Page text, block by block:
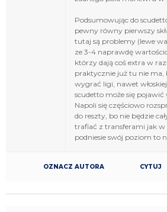
Podsumowując do
pewny równy pierwszy
tutaj są problemy (lewe
ze 3-4 naprawdę
którzy dają coś extra w
praktycznie już tu nie ma,
wygrać ligi, nawet
scudetto może się pojawić
Napoli się częściowo
do reszty, bo nie będzie
trafiać z transferami jak w
podniesie swój poziom to
OZNACZ AUTORA CYTUJ